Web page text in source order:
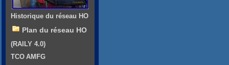
Historique du réseau HO
Plan du réseau HO
(RAILY 4.0)
TCO AMFG